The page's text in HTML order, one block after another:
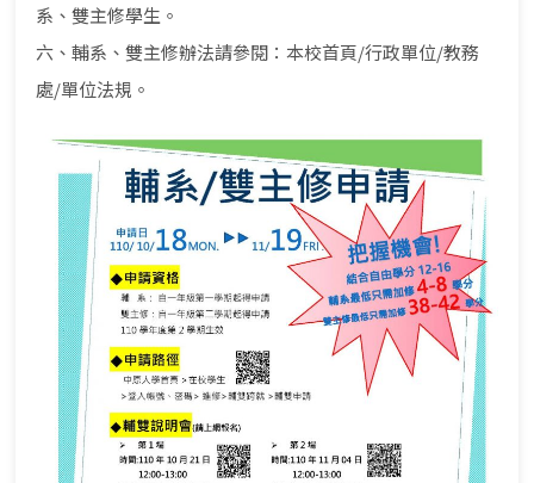
系、雙主修學生。
六、輔系、雙主修辦法請參閱：本校首頁/行政單位/教務
處/單位法規。